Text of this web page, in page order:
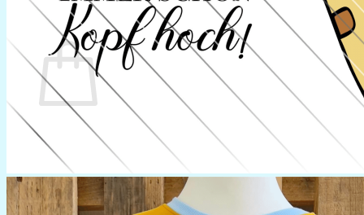
Warenkorb
Es befinden sich keine Produkte im Warenkorb.
Zurück zum Shop